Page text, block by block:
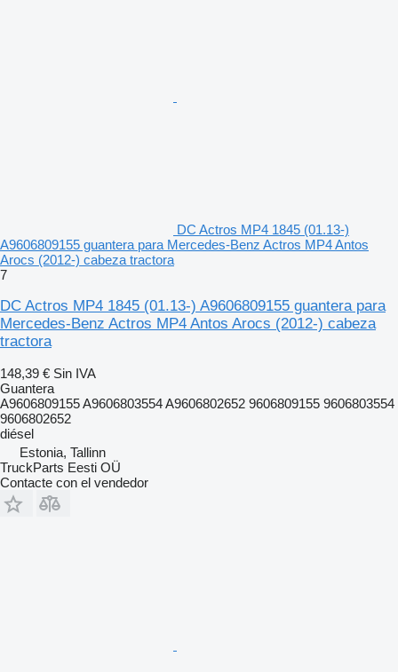
DC Actros MP4 1845 (01.13-)
A9606809155 guantera para Mercedes-Benz Actros MP4 Antos
Arocs (2012-) cabeza tractora
7
DC Actros MP4 1845 (01.13-) A9606809155 guantera para
Mercedes-Benz Actros MP4 Antos Arocs (2012-) cabeza
tractora
148,39 € Sin IVA
Guantera
A9606809155 A9606803554 A9606802652 9606809155 9606803554
9606802652
diésel
Estonia, Tallinn
TruckParts Eesti OÜ
Contacte con el vendedor